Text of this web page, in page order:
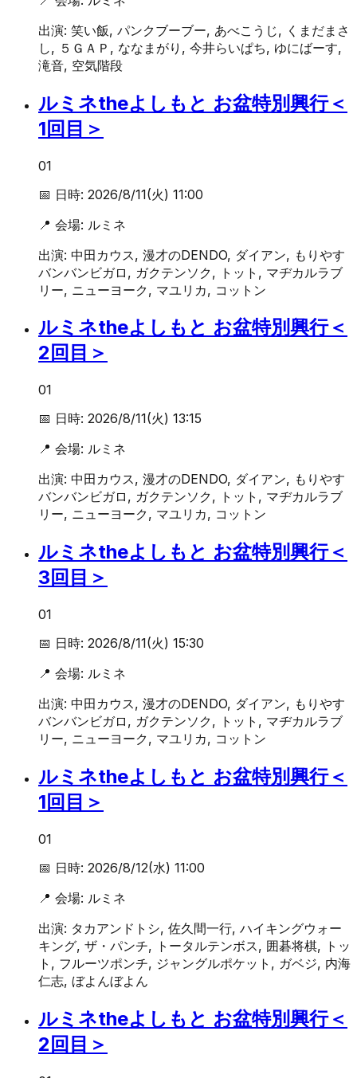
出演: 笑い飯, パンクブーブー, あべこうじ, くまだまさ
し, ５ＧＡＰ, ななまがり, 今井らいぱち, ゆにばーす,
滝音, 空気階段
ルミネtheよしもと お盆特別興行＜
1回目＞
01
📅 日時: 2026/8/11(火) 11:00
📍 会場: ルミネ
出演: 中田カウス, 漫才のDENDO, ダイアン, もりやす
バンバンビガロ, ガクテンソク, トット, マヂカルラブ
リー, ニューヨーク, マユリカ, コットン
ルミネtheよしもと お盆特別興行＜
2回目＞
01
📅 日時: 2026/8/11(火) 13:15
📍 会場: ルミネ
出演: 中田カウス, 漫才のDENDO, ダイアン, もりやす
バンバンビガロ, ガクテンソク, トット, マヂカルラブ
リー, ニューヨーク, マユリカ, コットン
ルミネtheよしもと お盆特別興行＜
3回目＞
01
📅 日時: 2026/8/11(火) 15:30
📍 会場: ルミネ
出演: 中田カウス, 漫才のDENDO, ダイアン, もりやす
バンバンビガロ, ガクテンソク, トット, マヂカルラブ
リー, ニューヨーク, マユリカ, コットン
ルミネtheよしもと お盆特別興行＜
1回目＞
01
📅 日時: 2026/8/12(水) 11:00
📍 会場: ルミネ
出演: タカアンドトシ, 佐久間一行, ハイキングウォー
キング, ザ・パンチ, トータルテンボス, 囲碁将棋, トッ
ト, フルーツポンチ, ジャングルポケット, ガベジ, 内海
仁志, ぼよんぼよん
ルミネtheよしもと お盆特別興行＜
2回目＞